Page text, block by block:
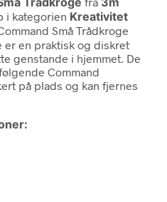
i kategorien Kreativitet
Små Trådkroge
er en praktisk og diskret
genstande i hjemmet. De
Command
på plads og kan fjernes